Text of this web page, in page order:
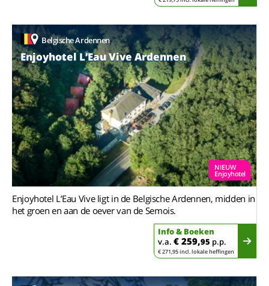
Belgische Ardennen
Enjoyhotel L’Eau Vive Ardennen
NIEUW
Enjoyhotel
Enjoyhotel L’Eau Vive ligt in de Belgische Ardennen, midden in
het groen en aan de oever van de Semois.
Info & Boeken
v.a. € 259,95 p.p.
€ 271,95 incl. lokale heffingen